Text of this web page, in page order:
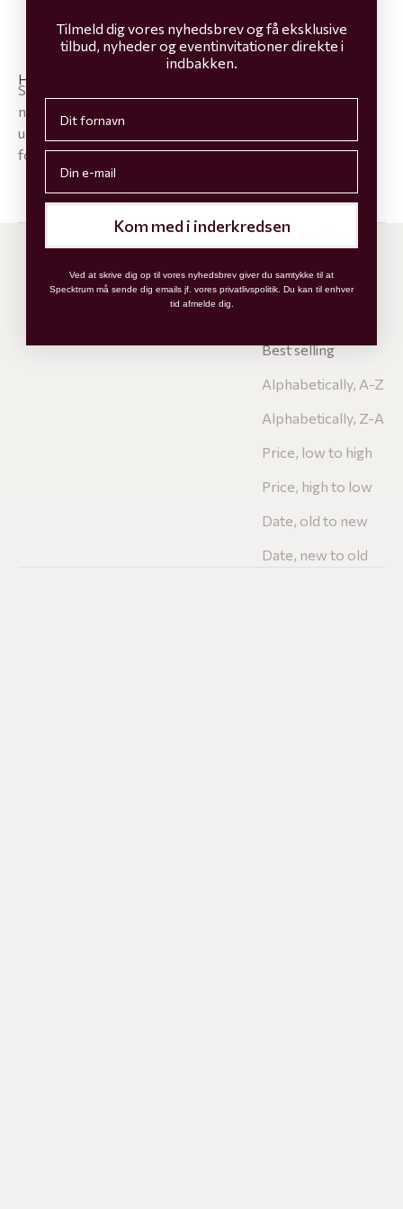
Sideborde i marmor
Home
Specktrums sidebord i marmor er skabt til at fremhæve
naturens egne farvespil og strukturer. Hvert bord er
unikt, dannet af stenens naturlige variationer, og udvalgt
for sin særlige karakter.
Featured
Best selling
Alphabetically, A-Z
Alphabetically, Z-A
Price, low to high
Price, high to low
Date, old to new
Date, new to old
Tilmeld dig vores nyhedsbrev og få eksklusive
tilbud, nyheder og eventinvitationer direkte i
indbakken.
Kom med i inderkredsen
Ved at skrive dig op til vores nyhedsbrev giver du samtykke til at
Specktrum må sende dig emails jf. vores privatlivspolitik. Du kan til enhver
tid afmelde dig.